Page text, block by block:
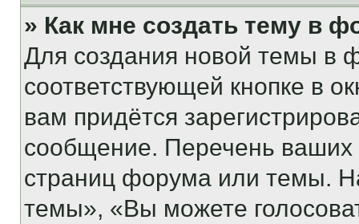
» Как мне создать тему в
Для создания новой темы в
соответствующей кнопке в
вам придётся
сообщение. Перечень ваших
страниц форума или темы.
темы», «Вы можете